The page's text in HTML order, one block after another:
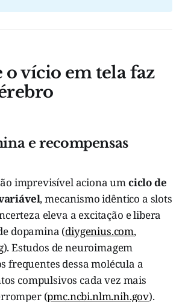
o vício em tela faz
e recompensas
imprevisível aciona umciclo de
, mecanismo idêntico a slots
eleva a excitação e libera
dopamina (diygenius.com,
). Estudos de neuroimagem
frequentes dessa molécula a
compulsivos cada vez mais
(pmc.ncbi.nlm.nih.gov).